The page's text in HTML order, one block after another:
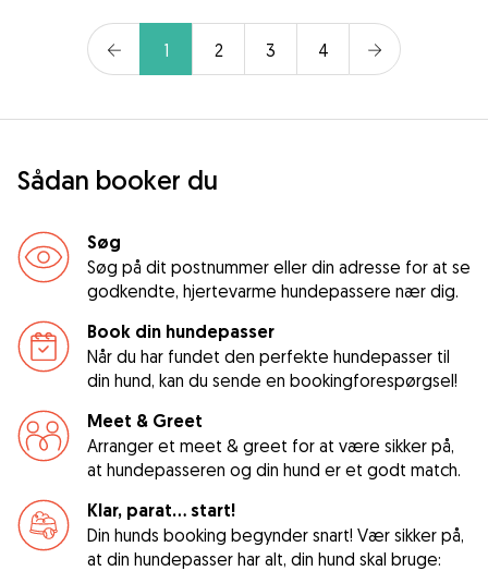
1 2 3 4
Sådan booker du
Søg
Søg på dit postnummer eller din adresse for at se
godkendte, hjertevarme hundepassere nær dig.
Book din hundepasser
Når du har fundet den perfekte hundepasser til
din hund, kan du sende en bookingforespørgsel!
Meet & Greet
Arranger et meet & greet for at være sikker på,
at hundepasseren og din hund er et godt match.
Klar, parat... start!
Din hunds booking begynder snart! Vær sikker på,
at din hundepasser har alt, din hund skal bruge: